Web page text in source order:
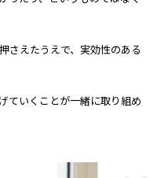
さえたうえで、実効性のある
ていくことが一緒に取り組め